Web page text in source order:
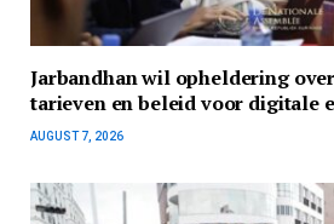
Jarbandhan wil opheldering
tarieven en beleid voor digitale
AUGUST 7, 2026